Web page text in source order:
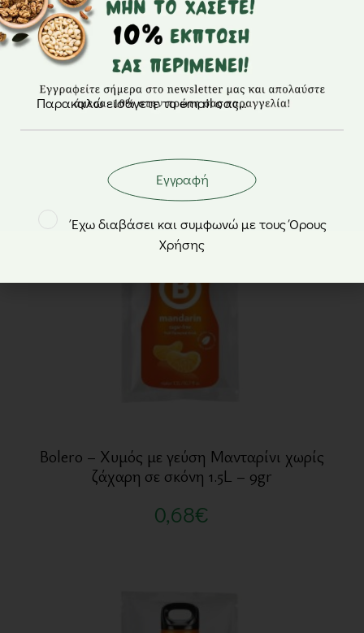
Bolero – Χυμός με γεύση Μπανάνα χωρίς
ζάχαρη σε σκόνη 1.5L – 9gr
0,68€
Bolero – Χυμός με γεύση Μανταρίνι χωρίς
ζάχαρη σε σκόνη 1.5L – 9gr
0,68€
Εγγραφή
Έχω διαβάσει και συμφωνώ με τους Όρους
Χρήσης